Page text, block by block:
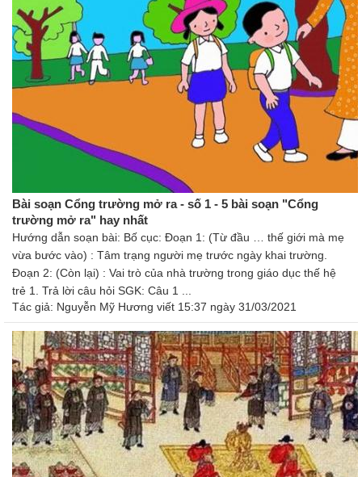
Bài soạn Cổng trường mở ra - số 1 - 5 bài soạn "Cổng
trường mở ra" hay nhất
Hướng dẫn soạn bài: Bố cục: Đoạn 1: (Từ đầu … thế giới mà mẹ
vừa bước vào) : Tâm trạng người mẹ trước ngày khai trường.
Đoạn 2: (Còn lại) : Vai trò của nhà trường trong giáo dục thế hệ
trẻ 1. Trả lời câu hỏi SGK: Câu 1 ...
Tác giả: Nguyễn Mỹ Hương viết 15:37 ngày 31/03/2021